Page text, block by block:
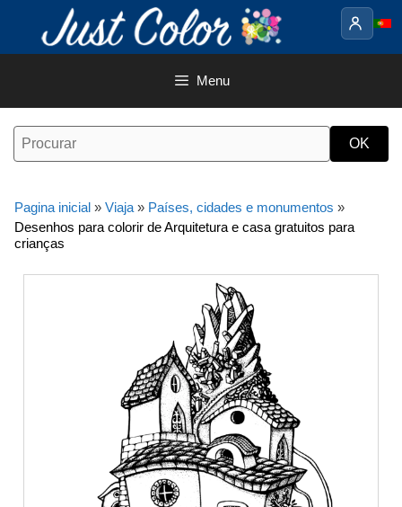
o
Menu
Pagina inicial » Viaja » Países, cidades e monumentos »
Desenhos para colorir de Arquitetura e casa gratuitos para
crianças